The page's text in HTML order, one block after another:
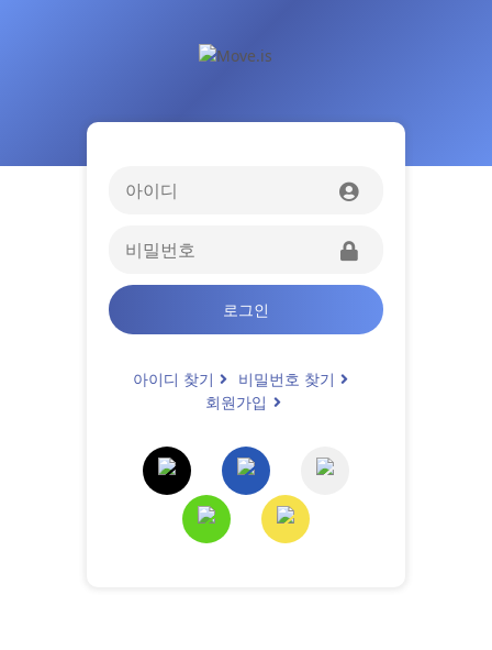
로그인
아이디 찾기
비밀번호 찾기
회원가입